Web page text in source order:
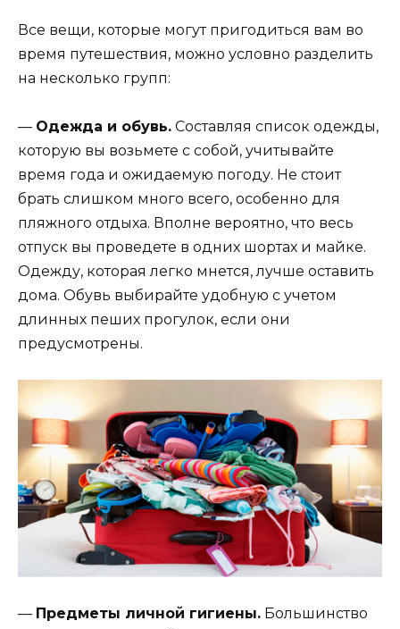
Все вещи, которые могут пригодиться вам во
время путешествия, можно условно разделить
на несколько групп:
— Одежда и обувь. Составляя список одежды,
которую вы возьмете с собой, учитывайте
время года и ожидаемую погоду. Не стоит
брать слишком много всего, особенно для
пляжного отдыха. Вполне вероятно, что весь
отпуск вы проведете в одних шортах и майке.
Одежду, которая легко мнется, лучше оставить
дома. Обувь выбирайте удобную с учетом
длинных пеших прогулок, если они
предусмотрены.
— Предметы личной гигиены. Большинство